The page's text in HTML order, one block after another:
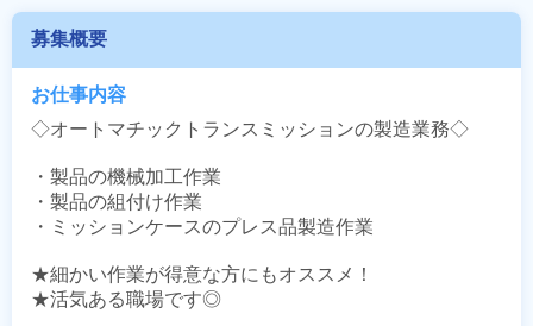
募集概要
お仕事内容
◇オートマチックトランスミッションの製造業務◇
・製品の機械加工作業
・製品の組付け作業
・ミッションケースのプレス品製造作業
★細かい作業が得意な方にもオススメ！
★活気ある職場です◎